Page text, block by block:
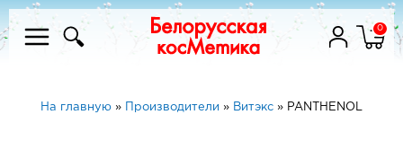
0
На главную » Производители » Витэкс » PANTHENOL